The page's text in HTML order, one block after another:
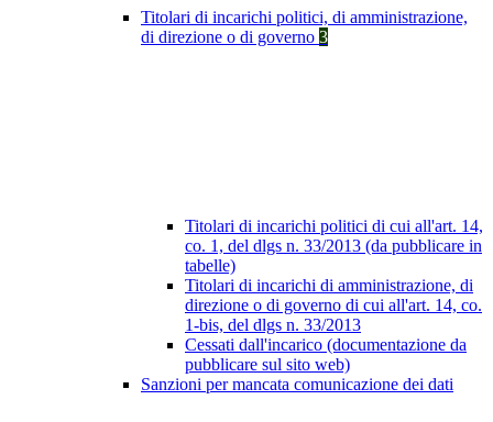
Titolari di incarichi politici, di amministrazione,
di direzione o di governo 3
Titolari di incarichi politici di cui all'art. 14,
co. 1, del dlgs n. 33/2013 (da pubblicare in
tabelle)
Titolari di incarichi di amministrazione, di
direzione o di governo di cui all'art. 14, co.
1-bis, del dlgs n. 33/2013
Cessati dall'incarico (documentazione da
pubblicare sul sito web)
Sanzioni per mancata comunicazione dei dati